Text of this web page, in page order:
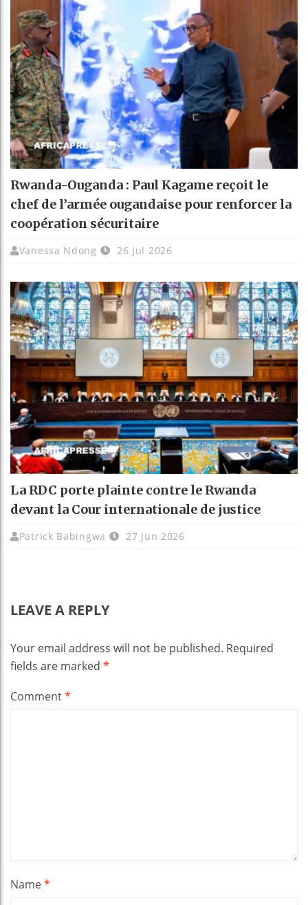
Rwanda-Ouganda : Paul Kagame reçoit le
chef de l’armée ougandaise pour renforcer la
coopération sécuritaire
Vanessa Ndong 26 Jul 2026
La RDC porte plainte contre le Rwanda
devant la Cour internationale de justice
Patrick Babingwa 27 Jun 2026
LEAVE A REPLY
Your email address will not be published. Required
fields are marked *
Comment*
Name*